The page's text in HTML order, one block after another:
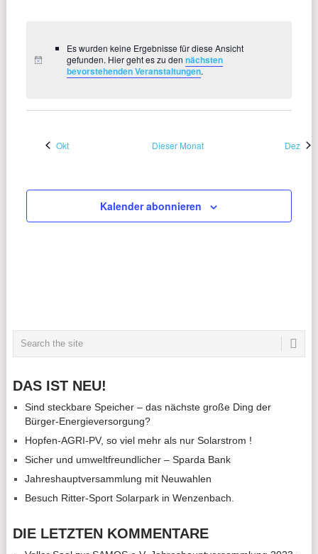
Es wurden keine Ergebnisse für diese Ansicht
gefunden. Hier geht es zu den nächsten
bevorstehenden Veranstaltungen.
Okt Dieser Monat Dez
Kalender abonnieren
DAS IST NEU!
Sind steckbare Speicher – das nächste große Ding der
Bürger-Energieversorgung?
Hopfen-AGRI-PV, so viel mehr als nur Solarstrom !
Sicher und umweltfreundlicher – Sparda Bank
Jahreshauptversammlung mit Neuwahlen
Besuch Ritter-Sport Solarpark in Wenzenbach.
DIE LETZTEN KOMMENTARE